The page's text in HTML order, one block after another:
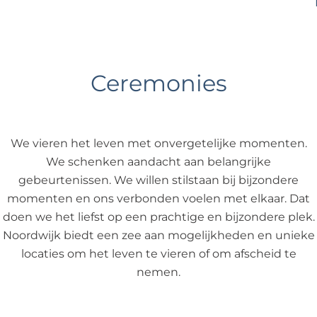
Ceremonies
We vieren het leven met onvergetelijke momenten.
We schenken aandacht aan belangrijke
gebeurtenissen. We willen stilstaan bij bijzondere
momenten en ons verbonden voelen met elkaar. Dat
doen we het liefst op een prachtige en bijzondere plek.
Noordwijk biedt een zee aan mogelijkheden en unieke
locaties om het leven te vieren of om afscheid te
nemen.